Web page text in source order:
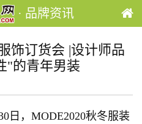
· 品牌资讯
饰订货会 |设计师品
"的青年男装
，MODE2020秋冬服装